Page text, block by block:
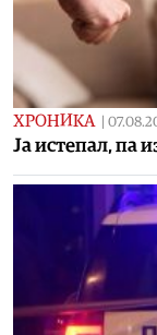
ХРОНИКА
Ја истепал, па